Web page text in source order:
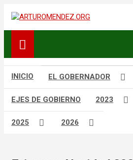
contenido
INICIO EL GOBERNADOR
EJES DE GOBIERNO 2023
2025 2026